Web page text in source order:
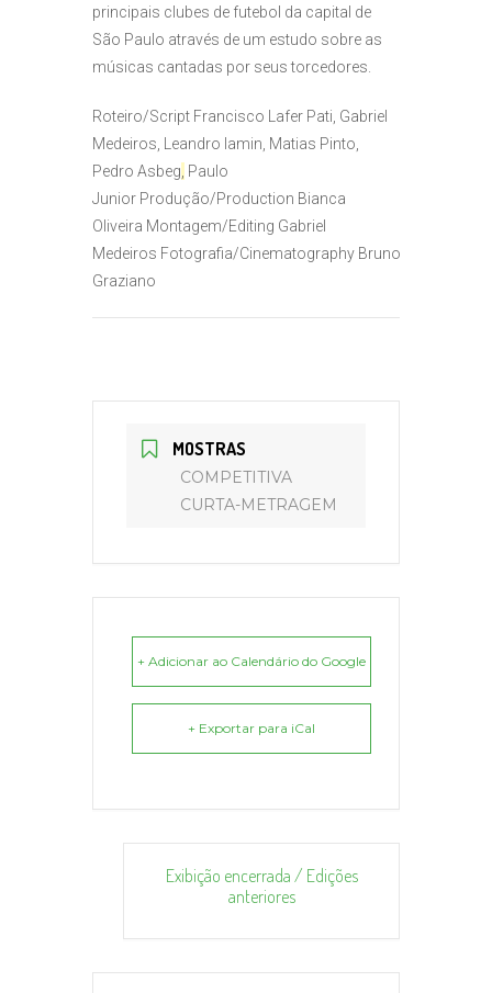
principais clubes de futebol da capital de
São Paulo através de um estudo sobre as
músicas cantadas por seus torcedores.
Roteiro/Script Francisco Lafer Pati, Gabriel
Medeiros, Leandro Iamin, Matias Pinto,
Pedro Asbeg Paulo
Junior Produção/Production Bianca
Oliveira Montagem/Editing Gabriel
Medeiros Fotografia/Cinematography Bruno
Graziano
MOSTRAS
COMPETITIVA
CURTA-METRAGEM
+ Adicionar ao Calendário do Google
+ Exportar para iCal
Exibição encerrada / Edições
anteriores